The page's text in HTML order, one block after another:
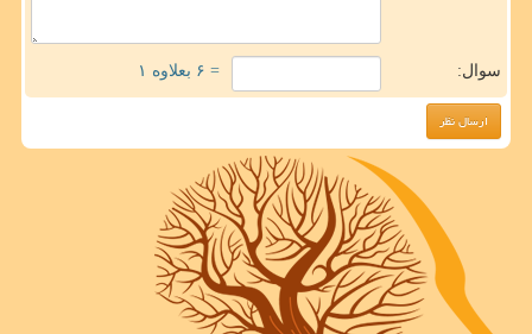
سوال: = ۶ بعلاوه ۱